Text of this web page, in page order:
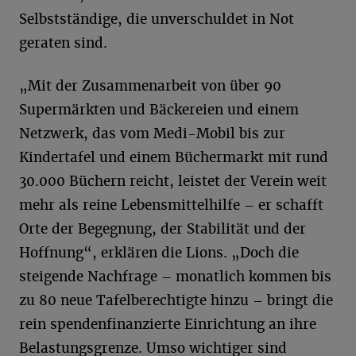
Selbstständige, die unverschuldet in Not
geraten sind.
„Mit der Zusammenarbeit von über 90
Supermärkten und Bäckereien und einem
Netzwerk, das vom Medi-Mobil bis zur
Kindertafel und einem Büchermarkt mit rund
30.000 Büchern reicht, leistet der Verein weit
mehr als reine Lebensmittelhilfe – er schafft
Orte der Begegnung, der Stabilität und der
Hoffnung“, erklären die Lions. „Doch die
steigende Nachfrage – monatlich kommen bis
zu 80 neue Tafelberechtigte hinzu – bringt die
rein spendenfinanzierte Einrichtung an ihre
Belastungsgrenze. Umso wichtiger sind